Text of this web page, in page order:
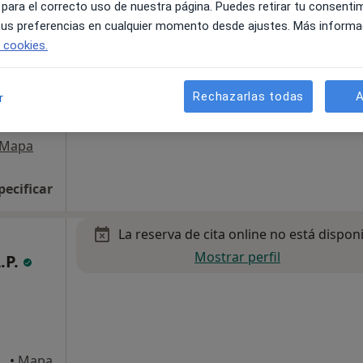
Mapa
La reserva de cita online no está
Mostrar perfil
el correcto uso de nuestra página. Puedes retirar tu
preferencias en cualquier momento desde ajustes. Más
Rechazarlas todas